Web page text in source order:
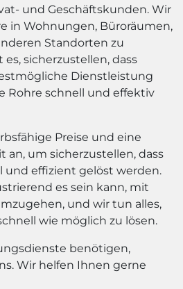
und Geschäftskunden. Wir
in Wohnungen, Büroräumen,
Standorten zu
es, sicherzustellen, dass
Dienstleistung
Rohre schnell und effektiv
Preise und eine
an, um sicherzustellen, dass
und effizient gelöst werden.
es sein kann, mit
und wir tun alles,
wie möglich zu lösen.
benötigen,
Wir helfen Ihnen gerne